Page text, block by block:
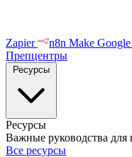
Zapier n8n Make Google
Препцентры
Ресурсы
Важные руководства для
Все ресурсы